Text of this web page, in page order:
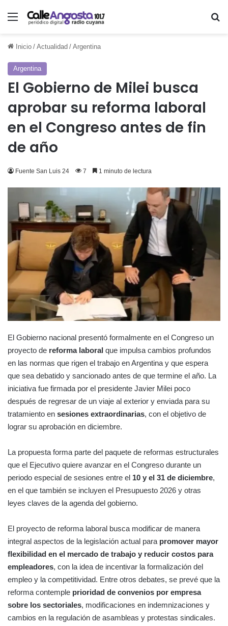
Menú
Inicio / Actualidad / Argentina
Argentina
El Gobierno de Milei busca
aprobar su reforma laboral
en el Congreso antes de fin
de año
Fuente San Luis 24 7 1 minuto de lectura
El Gobierno nacional presentó formalmente en el Congreso un
proyecto de reforma laboral que impulsa cambios profundos
en las normas que rigen el trabajo en Argentina y que espera
que sea debatido y sancionado antes de que termine el año. La
iniciativa fue firmada por el presidente Javier Milei poco
después de regresar de un viaje al exterior y enviada para su
tratamiento en sesiones extraordinarias, con el objetivo de
lograr su aprobación en diciembre.
La propuesta forma parte del paquete de reformas estructurales
que el Ejecutivo quiere avanzar en el Congreso durante un
periodo especial de sesiones entre el 10 y el 31 de diciembre,
en el que también se incluyen el Presupuesto 2026 y otras
leyes claves de la agenda del gobierno.
El proyecto de reforma laboral busca modificar de manera
integral aspectos de la legislación actual para promover mayor
flexibilidad en el mercado de trabajo y reducir costos para
empleadores, con la idea de incentivar la formalización del
empleo y la competitividad. Entre otros debates, se prevé que la
reforma contemple prioridad de convenios por empresa
sobre los sectoriales, modificaciones en indemnizaciones y
cambios en la regulación de asambleas y protestas sindicales.